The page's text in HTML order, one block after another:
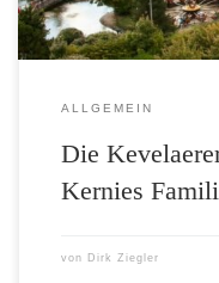
ALLGEMEIN
Die
Kernies
von Dirk Ziegler